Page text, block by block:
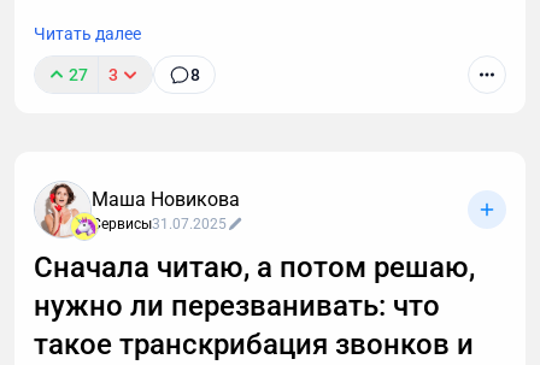
Читать далее
27 3 8
Маша Новикова
Сервисы31.07.2025
Сначала читаю, а потом решаю,
нужно ли перезванивать: что
такое транскрибация звонков и